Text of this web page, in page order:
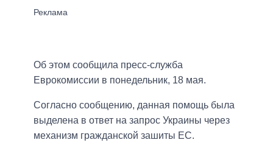
Об этом сообщила пресс-служба
Еврокомиссии в понедельник, 18 мая.
Согласно сообщению, данная помощь была
выделена в ответ на запрос Украины через
механизм гражданской зашиты ЕС.